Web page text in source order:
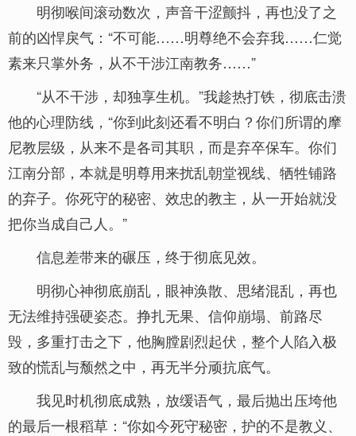
明彻喉间滚动数次，声音干涩颤抖，再也没了之
前的凶悍戾气：“不可能……明尊绝不会弃我……仁觉
素来只掌外务，从不干涉江南教务……”
“从不干涉，却独享生机。”我趁热打铁，彻底击溃
他的心理防线，“你到此刻还看不明白？你们所谓的摩
尼教层级，从来不是各司其职，而是弃卒保车。你们
江南分部，本就是明尊用来扰乱朝堂视线、牺牲铺路
的弃子。你死守的秘密、效忠的教主，从一开始就没
把你当成自己人。”
信息差带来的碾压，终于彻底见效。
明彻心神彻底崩乱，眼神涣散、思绪混乱，再也
无法维持强硬姿态。挣扎无果、信仰崩塌、前路尽
毁，多重打击之下，他胸膛剧烈起伏，整个人陷入极
致的慌乱与颓然之中，再无半分顽抗底气。
我见时机彻底成熟，放缓语气，最后抛出压垮他
的最后一根稻草：“你如今死守秘密，护的不是教义、